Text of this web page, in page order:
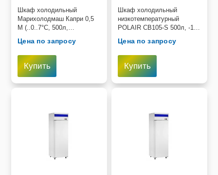
Шкаф холодильный
Марихолодмаш Капри 0,5
М (..0..7°C, 500л,
ч, 220В)
Цена по запросу
Купить
Шкаф холодильный
низкотемпературный
POLAIR CB105-S 500л, -18
697х695х1960мм Белый
Цена по запросу
Купить